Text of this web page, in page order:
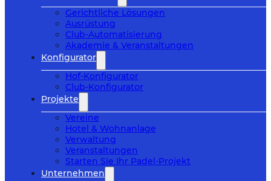
Gerichtliche Lösungen
Ausrüstung
Club-Automatisierung
Akademie & Veranstaltungen
Konfigurator
Hof-Konfigurator
Club-Konfigurator
Projekte
Vereine
Hotel & Wohnanlage
Verwaltung
Veranstaltungen
Starten Sie Ihr Padel-Projekt
Unternehmen